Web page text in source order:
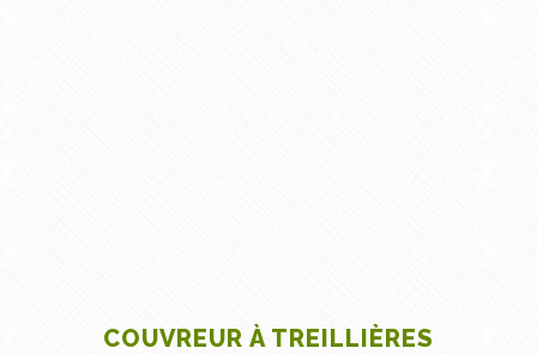
COUVREUR À TREILLIÈRES